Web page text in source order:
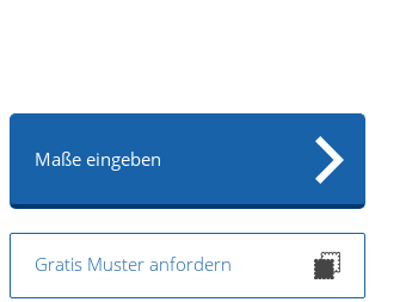
Maße eingeben
Gratis Muster anfordern